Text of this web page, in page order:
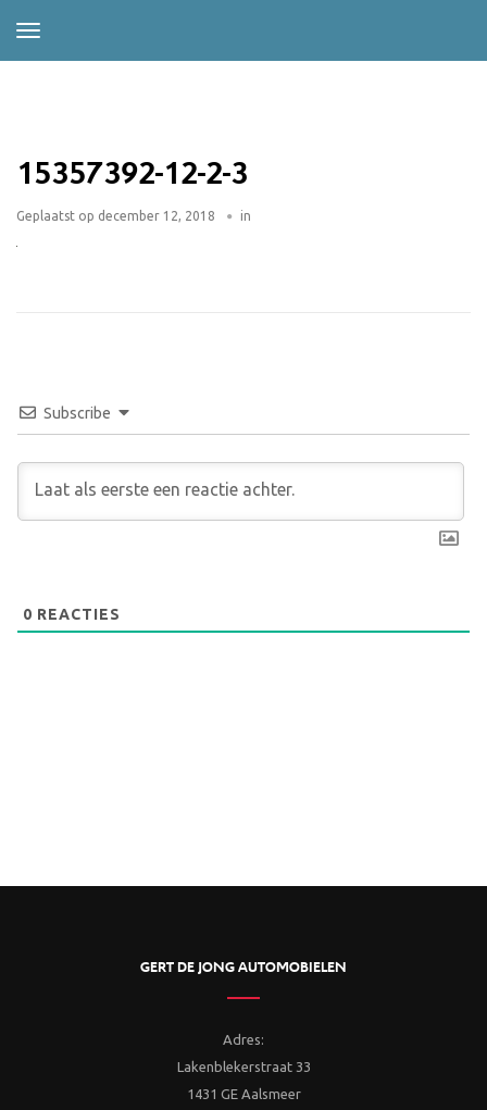
15357392-12-2-3
Geplaatst op december 12, 2018 in
Subscribe
0 REACTIES
GERT DE JONG AUTOMOBIELEN
Adres:
Lakenblekerstraat 33
1431 GE Aalsmeer